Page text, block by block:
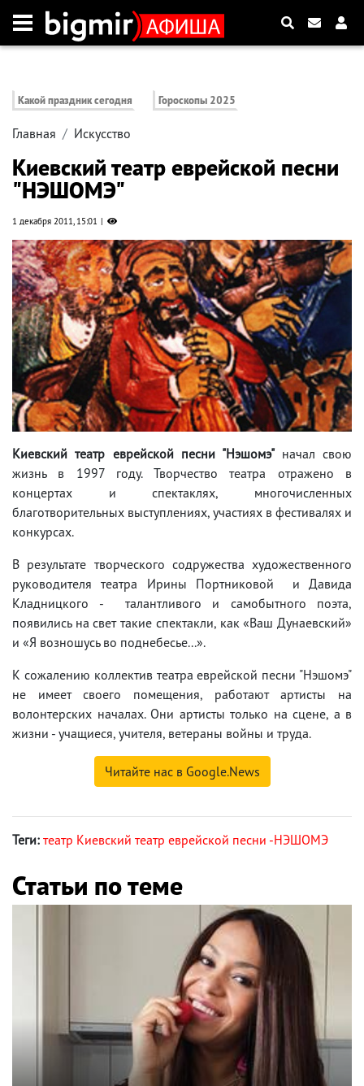
Какой праздник сегодня Гороскопы 2025
Главная Искусство
Киевский театр еврейской песни
"НЭШОМЭ"
1 декабря 2011, 15:01
Киевский театр еврейской песни "Нэшомэ" начал свою
жизнь в 1997 году. Творчество театра отражено в
концертах и спектаклях, многочисленных
благотворительных выступлениях, участиях в фестивалях и
конкурсах.
В результате творческого содружества художественного
руководителя театра Ирины Портниковой и Давида
Кладницкого - талантливого и самобытного поэта,
появились на свет такие спектакли, как «Ваш Дунаевский»
и «Я возношусь во поднебесье...».
К сожалению коллектив театра еврейской песни "Нэшомэ"
не имеет своего помещения, работают артисты на
волонтерских началах. Они артисты только на сцене, а в
жизни - учащиеся, учителя, ветераны войны и труда.
Читайте нас в Google.News
Теги: театр Киевский театр еврейской песни -НЭШОМЭ
Статьи по теме